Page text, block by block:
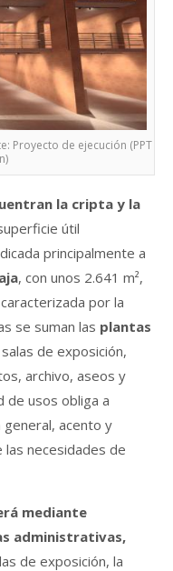
Proyecto de ejecución (PPT
la cripta y la
útil
principalmente a
, con unos 2.641 m²,
por la
se suman las plantas
de exposición,
archivo, aseos y
de usos obliga a
general, acento y
necesidades de
mediante
administrativas,
de exposición, la